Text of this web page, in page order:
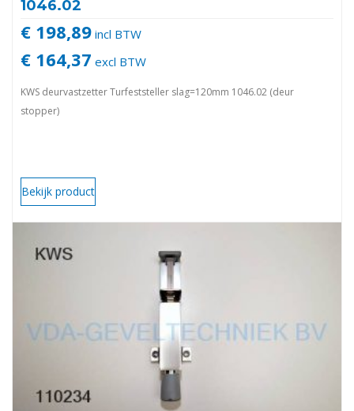
1046.02
€ 198,89 incl BTW
€ 164,37 excl BTW
KWS deurvastzetter Turfeststeller slag=120mm 1046.02 (deur
stopper)
Bekijk product